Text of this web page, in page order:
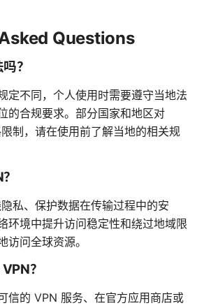
Questions
？
定不同，个人使用时需要遵守当地法
的合规要求。部分国家和地区对
制，请在使用前了解当地的相关规
私、保护数据在传输过程中的安
环境中提升访问稳定性和绕过地域限
访问全球资源。
？
信的 VPN 服务、在官方应用商店或